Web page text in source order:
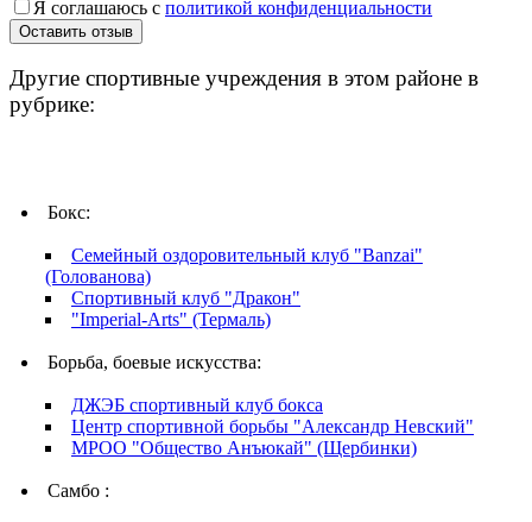
Я соглашаюсь с политикой конфиденциальности
Другие спортивные учреждения в этом районе в
рубрике:
Бокс:
Семейный оздоровительный клуб "Banzai"
(Голованова)
Спортивный клуб "Дракон"
"Imperial-Arts" (Термаль)
Борьба, боевые искусства:
ДЖЭБ спортивный клуб бокса
Центр спортивной борьбы "Александр Невский"
МРОО "Общество Анъюкай" (Щербинки)
Самбо :